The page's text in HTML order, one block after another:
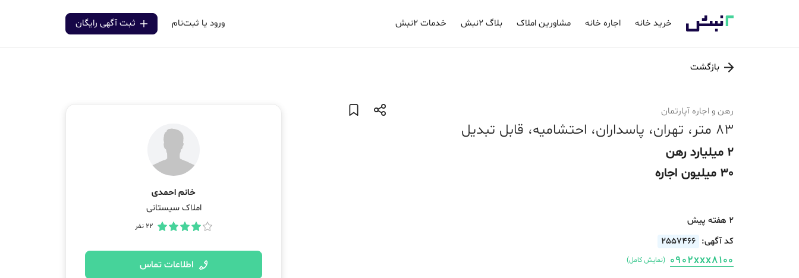
خرید خانه اجاره خانه مشاورین املاک بلاگ ۲نبش خدمات ۲نبش ورود یا ثبت‌نام ثبت آگهی رایگان
بازگشت
رهن و اجاره آپارتمان
83 متر، تهران، پاسداران، احتشامیه، قابل تبدیل
2 میلیارد رهن
30 میلیون اجاره
2 هفته پیش
کد آگهی: 2557466
0902xxx8100 (نمایش کامل)
خانم احمدی
املاک سیستانی
22 نفر
اطلاعات تماس